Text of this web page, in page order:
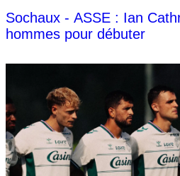
Sochaux - ASSE : Ian
hommes pour débuter